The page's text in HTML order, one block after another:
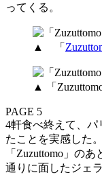
ってくる。
▲ 「
▲ 「
PAGE 5
4軒食べ終えて、パ
たことを実感した。
「Zuzuttomo」の
通りに面したジェ